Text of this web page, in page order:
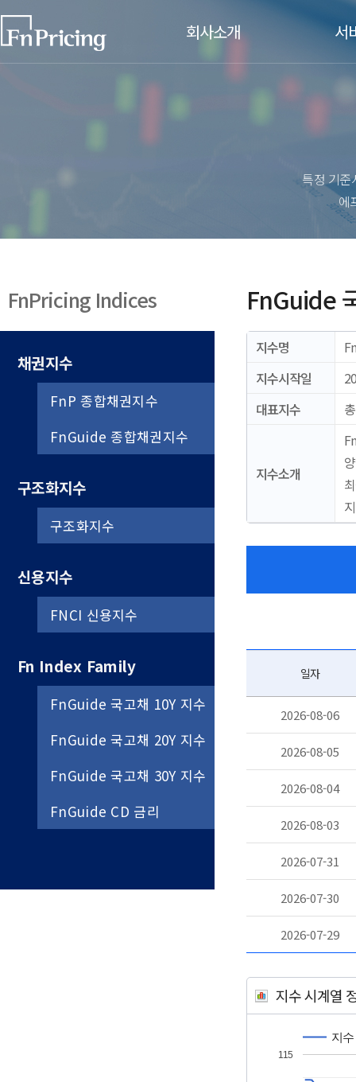
회사소개
비전/CI
서
해외채권
금리연
신용연
대체투자
평가기준
특정 기준
에
FnPricing Indices
채권지수
FnP 종합채권지수
FnGuide 종합채권지수
구조화지수
구조화지수
신용지수
FNCI 신용지수
Fn Index Family
FnGuide 국고채 10Y 지수
FnGuide 국고채 20Y 지수
FnGuide 국고채 30Y 지수
FnGuide CD 금리
FnGuide
지수명
지수시작일
대표지수
지수소개
일자
2026-08-06
2026-08-05
2026-08-04
2026-08-03
2026-07-31
2026-07-30
2026-07-29
지수 시계열
지수
115